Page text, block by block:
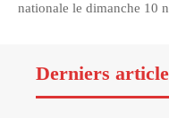
nationale le dimanche 10
Derniers